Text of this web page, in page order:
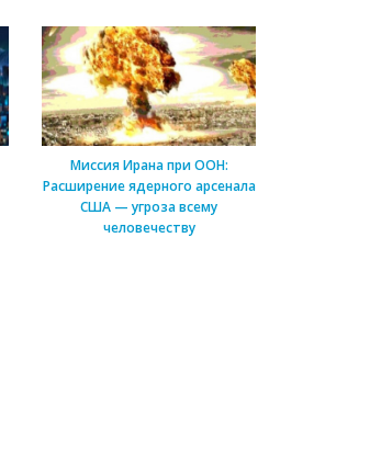
Миссия Ирана при ООН:
Расширение ядерного арсенала
США — угроза всему
человечеству